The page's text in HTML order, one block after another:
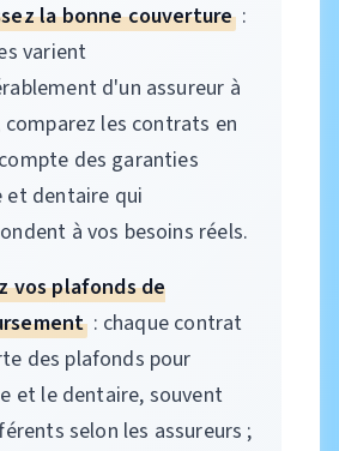
la bonne couverture :
varient
d'un assureur à
les contrats en
des garanties
et dentaire qui
à vos besoins réels.
vos plafonds de
: chaque contrat
des plafonds pour
et le dentaire, souvent
selon les assureurs ;